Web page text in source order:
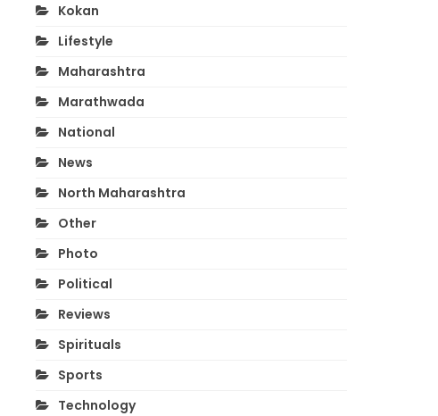
Kokan
Lifestyle
Maharashtra
Marathwada
National
News
North Maharashtra
Other
Photo
Political
Reviews
Spirituals
Sports
Technology